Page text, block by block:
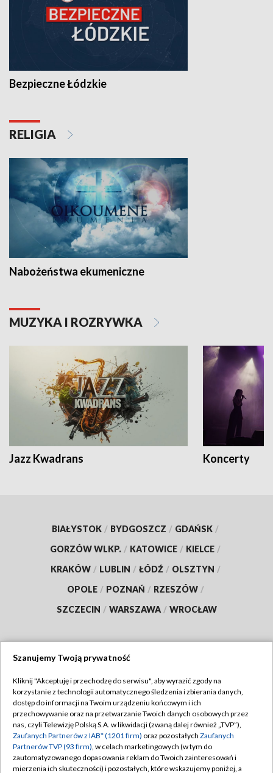
Bezpieczne Łódzkie
RELIGIA
Nabożeństwa ekumeniczne
MUZYKA I ROZRYWKA
Jazz Kwadrans Koncerty
BIAŁYSTOK / BYDGOSZCZ / GDAŃSK /
GORZÓW WLKP. / KATOWICE / KIELCE /
KRAKÓW / LUBLIN / ŁÓDŹ / OLSZTYN /
OPOLE / POZNAŃ / RZESZÓW /
SZCZECIN / WARSZAWA / WROCŁAW
TVP
Abonament TVP
Emisja w TVP
Centrum informacji TVP
Regulamin TVP
Polityka prywatności
Moje zgody
Szanujemy Twoją prywatność
Kliknij "Akceptuję i przechodzę do serwisu", aby wyrazić zgody na
korzystanie z technologii automatycznego śledzenia i zbierania danych,
dostęp do informacji na Twoim urządzeniu końcowym i ich
przechowywanie oraz na przetwarzanie Twoich danych osobowych przez
nas, czyli Telewizję Polską S.A. w likwidacji (zwaną dalej również „TVP”),
Zaufanych Partnerów z IAB* (1201 firm) oraz pozostałych Zaufanych
Partnerów TVP (93 firm), w celach marketingowych (w tym do
zautomatyzowanego dopasowania reklam do Twoich zainteresowań i
mierzenia ich skuteczności) i pozostałych, które wskazujemy poniżej, a